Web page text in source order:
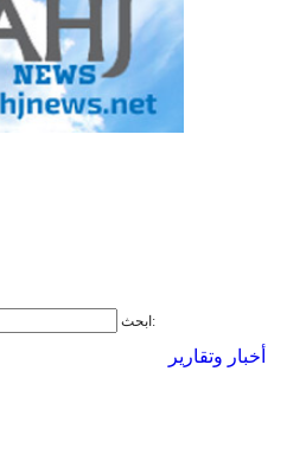
ابحث ابحث عن:
أخبار وتقارير